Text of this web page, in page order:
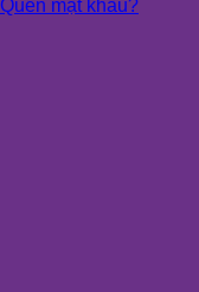
Quên mật khẩu?